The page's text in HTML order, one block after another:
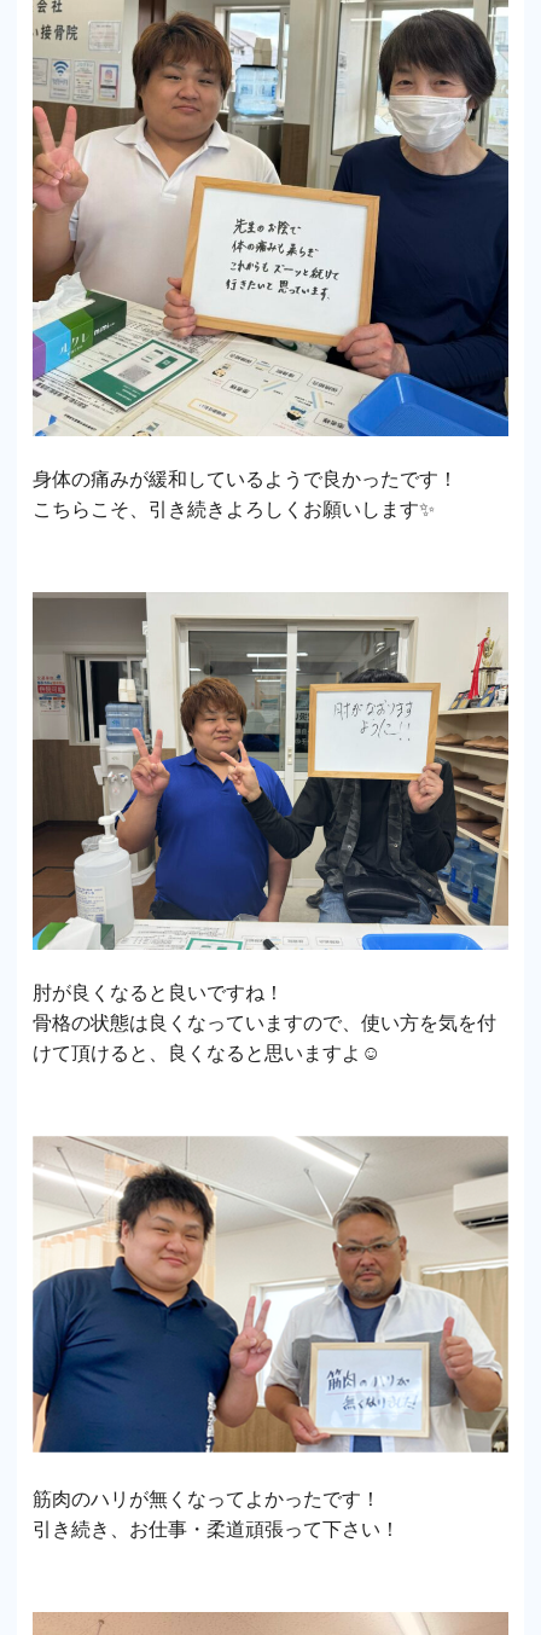
身体の痛みが緩和しているようで良かったです！
こちらこそ、引き続きよろしくお願いします✨
肘が良くなると良いですね！
骨格の状態は良くなっていますので、使い方を気を付
けて頂けると、良くなると思いますよ☺️
筋肉のハリが無くなってよかったです！
引き続き、お仕事・柔道頑張って下さい！